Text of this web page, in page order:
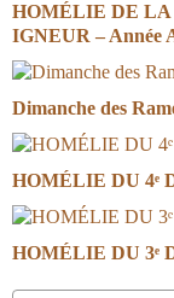
HOMÉLIE DE LA
IGNEUR – Année
Dimanche des
HOMÉLIE DU 4ᵉ
HOMÉLIE DU 3ᵉ